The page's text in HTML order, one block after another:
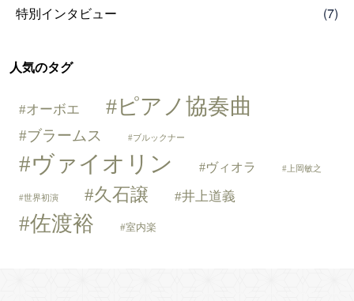
特別インタビュー (7)
人気のタグ
オーボエ ピアノ協奏曲
ブラームス ブルックナー
ヴァイオリン ヴィオラ 上岡敏之
世界初演 久石譲 井上道義
佐渡裕 室内楽